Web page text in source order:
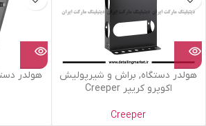
هولدر دستگاه, براش و شیرپولیش
اکوپرو کریپر Creeper
Creeper
هولدر